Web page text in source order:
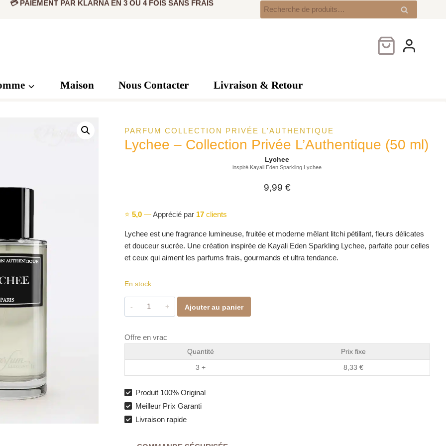
Recherche
pour :
Recherche
Maison Nous Contacter Livraison & Retour
PARFUM COLLECTION PRIVÉE L'AUTHENTIQUE
Lychee – Collection Privée L’Authentique (50 ml)
Lychee
inspiré Kayali Eden Sparkling Lychee
9,99 €
⭐ 5,0—Apprécié par 17clients
Lychee est une fragrance lumineuse, fruitée et moderne mêlant litchi pétillant, fleurs délicates
et douceur sucrée. Une création inspirée de Kayali Eden Sparkling Lychee, parfaite pour celles
et ceux qui aiment les parfums frais, gourmands et ultra tendance.
En stock
quantité
de
–
Privée
L’Authentique
ml)
Ajouter au panier
Offre en vrac
Quantité Prix fixe
3 + 8,33 €
Produit 100% Original
Meilleur Prix Garanti
Livraison rapide